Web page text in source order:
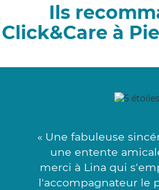
Ils
Click&Care à
« Une fabuleuse
une entente
merci à Lina qui
l'accompagnateur le